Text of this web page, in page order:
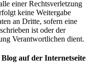
einer Rechtsverletzung
keine Weitergabe
an Dritte, sofern eine
ist oder der
Verantwortlichen dient.
auf der Internetseite